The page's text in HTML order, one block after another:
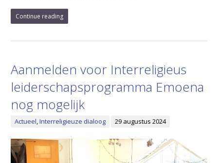
Continue reading
Aanmelden voor Interreligieus
leiderschapsprogramma Emoena
nog mogelijk
Actueel,Interreligieuze dialoog 29 augustus 2024